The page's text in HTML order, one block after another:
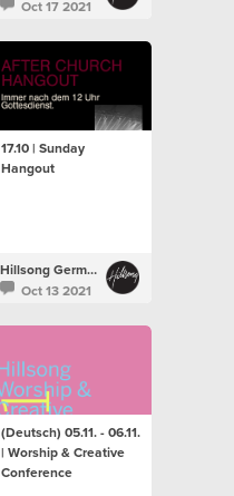
Oct 17 2021
17.10 | Sunday
Hangout
Hillsong Germany
Oct 13 2021
(Deutsch) 05.11. - 06.11.
| Worship & Creative
Conference